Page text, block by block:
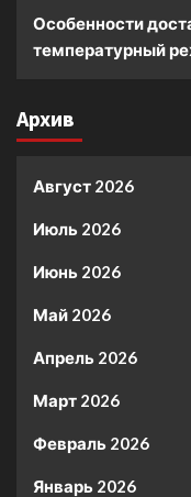
Особенности
температурный
Архив
Август 2026
Июль 2026
Июнь 2026
Май 2026
Апрель 2026
Март 2026
Февраль 2026
Январь 2026